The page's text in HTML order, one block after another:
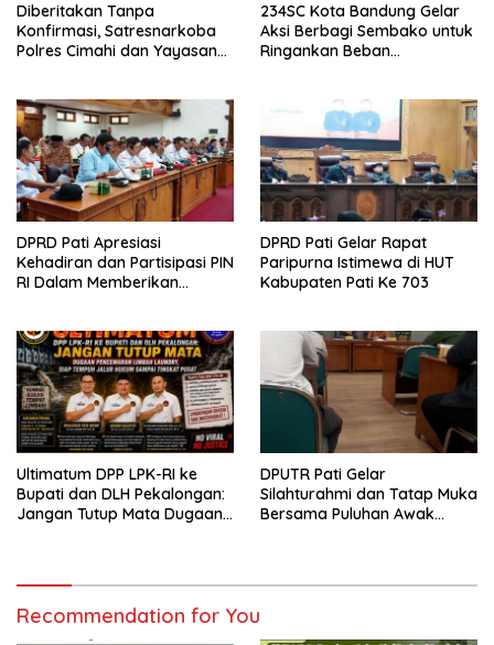
Diberitakan Tanpa
Konfirmasi, Satresnarkoba
Polres Cimahi dan Yayasan
234SC Kota Bandung Gelar
Aksi Berbagi Sembako untuk
Ringankan Beban
DPRD Pati Apresiasi
Kehadiran dan Partisipasi PIN
RI Dalam Memberikan
DPRD Pati Gelar Rapat
Paripurna Istimewa di HUT
Kabupaten Pati Ke 703
Ultimatum DPP LPK-RI ke
Bupati dan DLH Pekalongan:
Jangan Tutup Mata Dugaan
DPUTR Pati Gelar
Silahturahmi dan Tatap Muka
Bersama Puluhan Awak
Recommendation for You